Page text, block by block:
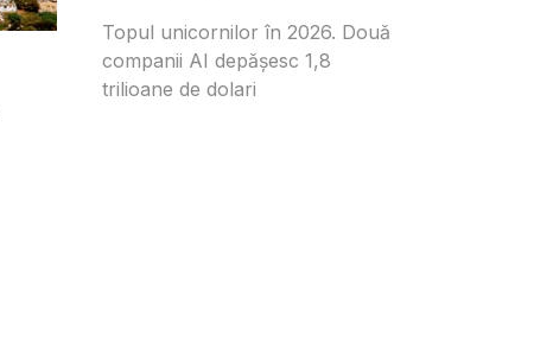
Topul unicornilor în 2026. Două
companii AI depășesc 1,8
trilioane de dolari